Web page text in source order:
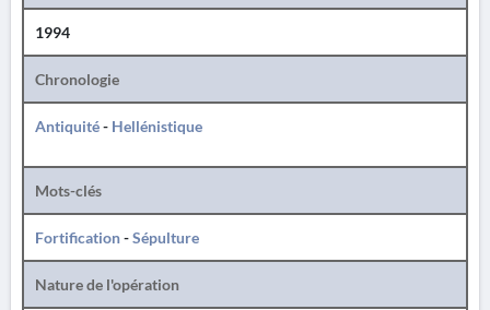
1994
Chronologie
Antiquité- Hellénistique
Mots-clés
Fortification-Sépulture
Nature de l'opération